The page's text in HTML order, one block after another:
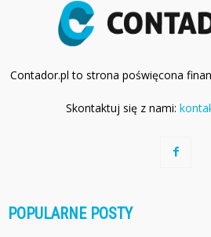
Contador.pl to strona poświęcona
Skontaktuj się z nami:
POPULARNE POSTY